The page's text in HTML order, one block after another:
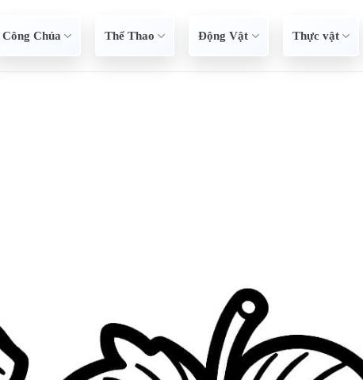
Công Chúa Thể Thao Động Vật Thực vật